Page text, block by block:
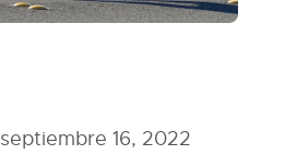
septiembre 16, 2022